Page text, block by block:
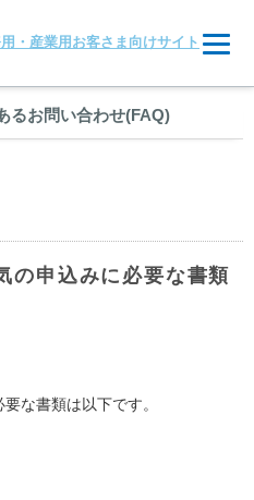
るお問い合わせ(FAQ)
の申込みに必要な書類
な書類は以下です。